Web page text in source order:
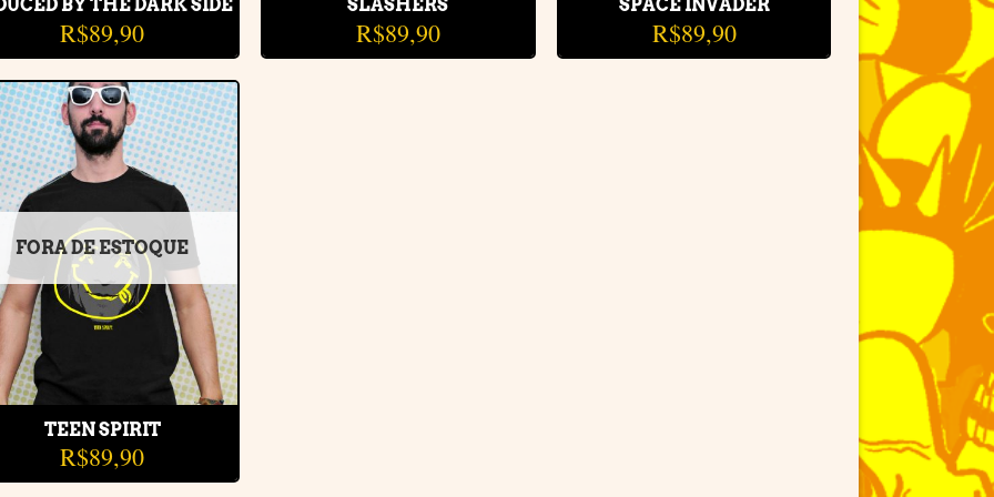
BY THE DARK SIDE
R$89,90
SLASHERS
R$89,90
SPACE INVADER
R$89,90
Adicionar
à lista de
desejos
FORA DE ESTOQUE
TEEN SPIRIT
R$89,90